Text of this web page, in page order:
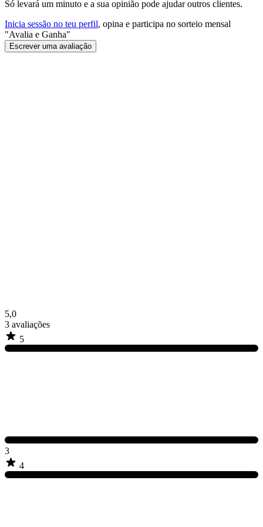
Só levará um minuto e a sua opinião pode ajudar outros clientes.
Inicia sessão no teu perfil, opina e participa no sorteio mensal
"Avalia e Ganha"
Escrever uma avaliação
5,0
3 avaliações
5
3
4